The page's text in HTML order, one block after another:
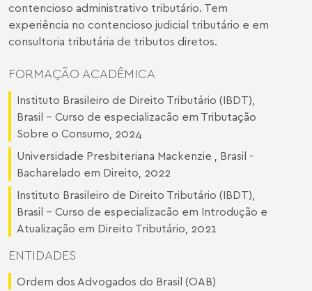
contencioso administrativo tributário. Tem
experiência no contencioso judicial tributário e em
consultoria tributária de tributos diretos.
FORMAÇÃO ACADÊMICA
Instituto Brasileiro de Direito Tributário (IBDT),
Brasil - Curso de especializacão em Tributação
Sobre o Consumo, 2024
Universidade Presbiteriana Mackenzie , Brasil -
Bacharelado em Direito, 2022
Instituto Brasileiro de Direito Tributário (IBDT),
Brasil - Curso de especializacão em Introdução e
Atualização em Direito Tributário, 2021
ENTIDADES
Ordem dos Advogados do Brasil (OAB)